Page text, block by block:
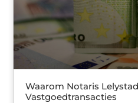
Waarom Notaris
Vastgoedtransacties